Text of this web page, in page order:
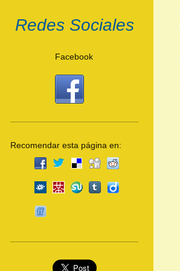
Redes Sociales
Facebook
Recomendar esta página en: